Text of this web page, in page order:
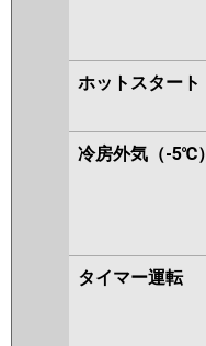
ホットスタート
冷房外気（-5℃）
タイマー運転